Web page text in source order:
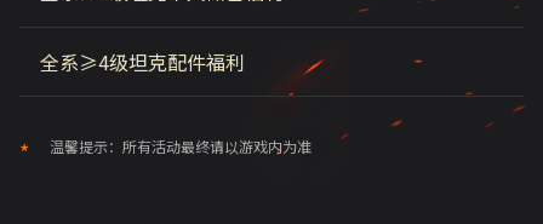
全系≥4级坦克配件福利
温馨提示：所有活动最终请以游戏内为准